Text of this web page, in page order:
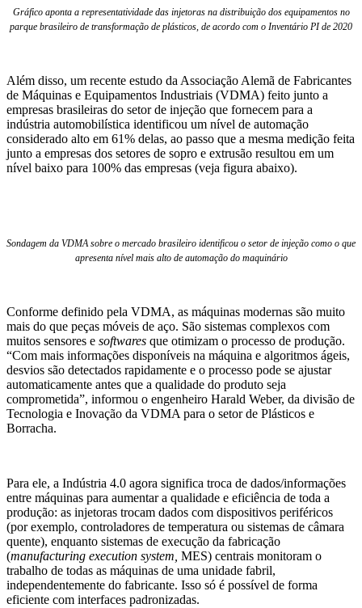
Gráfico aponta a representatividade das injetoras na distribuição dos equipamentos no
parque brasileiro de transformação de plásticos, de acordo com o Inventário PI de 2020
Além disso, um recente estudo da Associação Alemã de Fabricantes
de Máquinas e Equipamentos Industriais (VDMA) feito junto a
empresas brasileiras do setor de injeção que fornecem para a
indústria automobilística identificou um nível de automação
considerado alto em 61% delas, ao passo que a mesma medição feita
junto a empresas dos setores de sopro e extrusão resultou em um
nível baixo para 100% das empresas (veja figura abaixo).
Sondagem da VDMA sobre o mercado brasileiro identificou o setor de injeção como o que
apresenta nível mais alto de automação do maquinário
Conforme definido pela VDMA, as máquinas modernas são muito
mais do que peças móveis de aço. São sistemas complexos com
muitos sensores e softwares que otimizam o processo de produção.
“Com mais informações disponíveis na máquina e algoritmos ágeis,
desvios são detectados rapidamente e o processo pode se ajustar
automaticamente antes que a qualidade do produto seja
comprometida”, informou o engenheiro Harald Weber, da divisão de
Tecnologia e Inovação da VDMA para o setor de Plásticos e
Borracha.
Para ele, a Indústria 4.0 agora significa troca de dados/informações
entre máquinas para aumentar a qualidade e eficiência de toda a
produção: as injetoras trocam dados com dispositivos periféricos
(por exemplo, controladores de temperatura ou sistemas de câmara
quente), enquanto sistemas de execução da fabricação
(manufacturing execution system, MES) centrais monitoram o
trabalho de todas as máquinas de uma unidade fabril,
independentemente do fabricante. Isso só é possível de forma
eficiente com interfaces padronizadas.